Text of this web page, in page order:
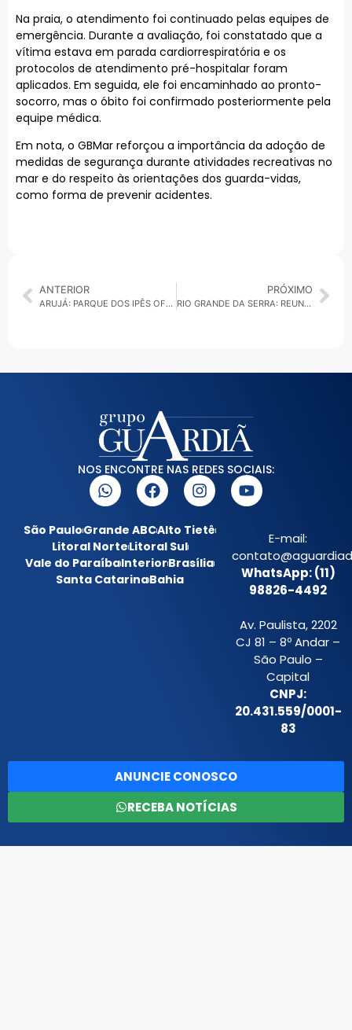
Na praia, o atendimento foi continuado pelas equipes de
emergência. Durante a avaliação, foi constatado que a
vítima estava em parada cardiorrespiratória e os
protocolos de atendimento pré-hospitalar foram
aplicados. Em seguida, ele foi encaminhado ao pronto-
socorro, mas o óbito foi confirmado posteriormente pela
equipe médica.
Em nota, o GBMar reforçou a importância da adoção de
medidas de segurança durante atividades recreativas no
mar e do respeito às orientações dos guarda-vidas,
como forma de prevenir acidentes.
ANTERIOR
ARUJÁ: PARQUE DOS IPÊS OFERECE ATIVIDADES ESPORTIVAS GRATUITAS
PRÓXIMO
RIO GRANDE DA SERRA: REUNIÃO DO COMTUR SERÁ REALIZADA NESTA TERÇA-FEIRA
NOS ENCONTRE NAS REDES SOCIAIS:
São PauloGrande ABCAlto Tietê
Litoral NorteLitoral Sul
Vale do ParaíbaInteriorBrasília
Santa CatarinaBahia
E-mail:
WhatsApp: (11)
98826-4492
Av. Paulista, 2202
CJ 81 – 8º Andar –
São Paulo –
Capital
CNPJ:
20.431.559/0001-
83
ANUNCIE CONOSCO
RECEBA NOTÍCIAS